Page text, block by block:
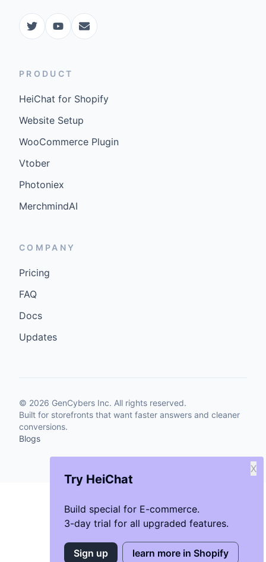
Try HeiChat
Build special for E-commerce.
3-day trial for all upgraded features.
X
Sign up learn more in Shopify
PRODUCT
HeiChat for Shopify
Website Setup
WooCommerce Plugin
Vtober
Photoniex
MerchmindAI
COMPANY
Pricing
FAQ
Docs
Updates
© 2026 GenCybers Inc. All rights reserved.
Built for storefronts that want faster answers and cleaner
conversions.
Blogs